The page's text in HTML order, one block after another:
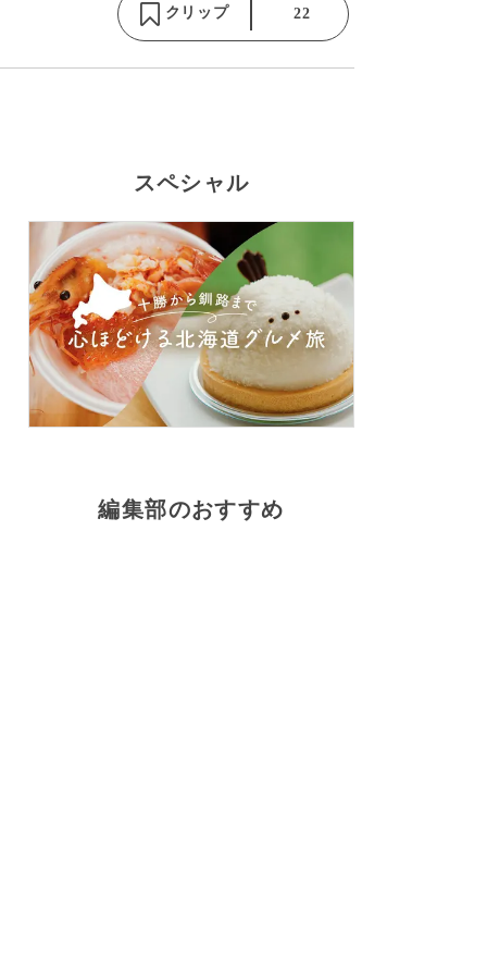
クリップ 22
スペシャル
編集部のおすすめ